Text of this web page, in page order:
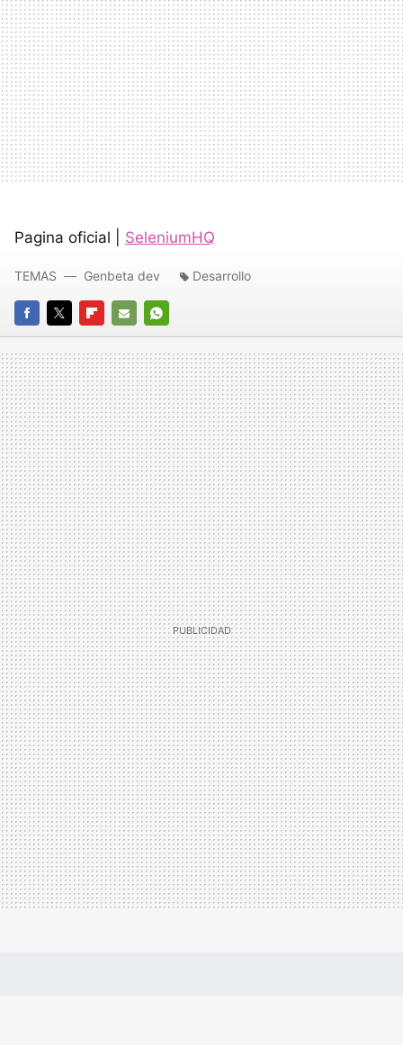
Pagina oficial | SeleniumHQ
FACEBOOK
TWITTERFLIPBOARD
E-
MAIL
WHATSAPP
TEMAS Genbeta dev Desarrollo